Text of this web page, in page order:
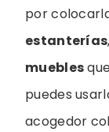
por
estanterías,
muebles
puedes
acogedor